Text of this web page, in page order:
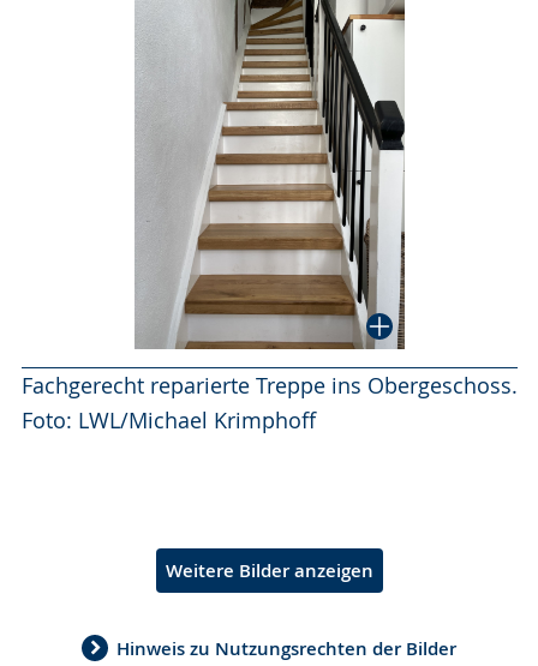
Fachgerecht reparierte Treppe ins Obergeschoss.
Foto: LWL/Michael Krimphoff
Weitere Bilder anzeigen
Hinweis zu Nutzungsrechten der Bilder